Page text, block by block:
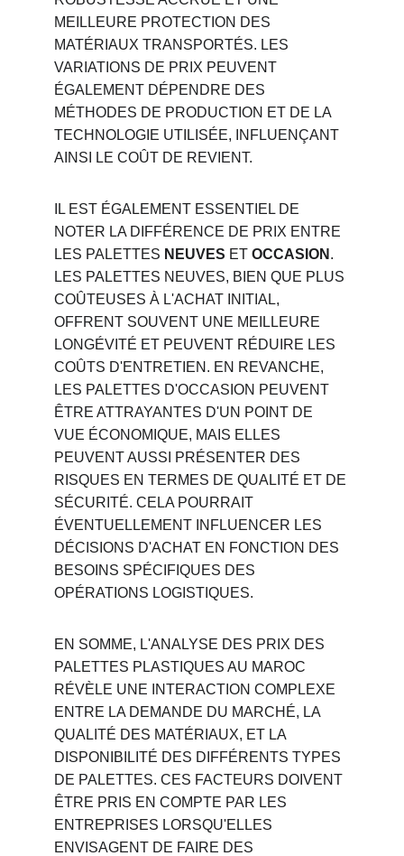
MEILLEURE PROTECTION DES
MATÉRIAUX TRANSPORTÉS. LES
VARIATIONS DE PRIX PEUVENT
ÉGALEMENT DÉPENDRE DES
MÉTHODES DE PRODUCTION ET DE LA
TECHNOLOGIE UTILISÉE, INFLUENÇANT
AINSI LE COÛT DE REVIENT.
IL EST ÉGALEMENT ESSENTIEL DE
NOTER LA DIFFÉRENCE DE PRIX ENTRE
LES PALETTES NEUVES ET OCCASION .
LES PALETTES NEUVES, BIEN QUE PLUS
COÛTEUSES À L'ACHAT INITIAL,
OFFRENT SOUVENT UNE MEILLEURE
LONGÉVITÉ ET PEUVENT RÉDUIRE LES
COÛTS D'ENTRETIEN. EN REVANCHE,
LES PALETTES D'OCCASION PEUVENT
ÊTRE ATTRAYANTES D'UN POINT DE
VUE ÉCONOMIQUE, MAIS ELLES
PEUVENT AUSSI PRÉSENTER DES
RISQUES EN TERMES DE QUALITÉ ET DE
SÉCURITÉ. CELA POURRAIT
ÉVENTUELLEMENT INFLUENCER LES
DÉCISIONS D'ACHAT EN FONCTION DES
BESOINS SPÉCIFIQUES DES
OPÉRATIONS LOGISTIQUES.
EN SOMME, L'ANALYSE DES PRIX DES
PALETTES PLASTIQUES AU MAROC
RÉVÈLE UNE INTERACTION COMPLEXE
ENTRE LA DEMANDE DU MARCHÉ, LA
QUALITÉ DES MATÉRIAUX, ET LA
DISPONIBILITÉ DES DIFFÉRENTS TYPES
DE PALETTES. CES FACTEURS DOIVENT
ÊTRE PRIS EN COMPTE PAR LES
ENTREPRISES LORSQU'ELLES
ENVISAGENT DE FAIRE DES